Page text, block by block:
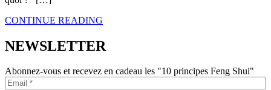
CONTINUE READING
NEWSLETTER
Abonnez-vous et recevez en cadeau les "10 principes Feng Shui"